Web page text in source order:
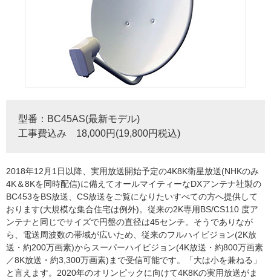
型番：BC45AS(最新モデル)
工事費込み 18,000円(19,800円税込)
2018年12月1日以降、実用放送開始予定の4K8K衛星放送(NHKのみ
4K＆8Kを同時配信)に備えてオールマイティーなDXアンテナ社製の
BC453をBS放送、CS放送をご覧になりたいすべての方へ提供して
おります(大規模な集合住宅は例外)。従来の2K専用BS/CS110 度ア
ンテナと同じでサイズで円盤の直径は45センチ。そうでありなが
ら、電送周波数の帯域が広いため、従来のフルハイビジョン(2K放
送・約200万画素)からスーパーハイビジョン(4K放送・約800万画素
／8K放送・約3,300万画素)まで受信可能です。「大は小を兼ねる」
と言えます。2020年のオリンピックに向けて4K8Kの実用放送がま